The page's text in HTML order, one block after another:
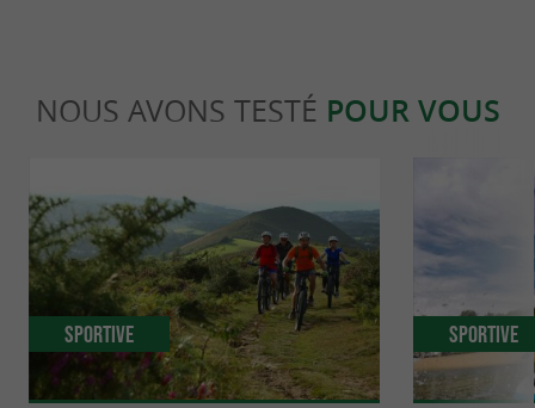
NOUS AVONS TESTÉ POUR VOUS
Sportive Sportive